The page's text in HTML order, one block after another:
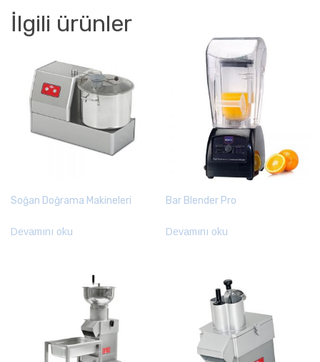
İlgili ürünler
Soğan Doğrama Makineleri
Devamını oku
Bar Blender Pro
Devamını oku